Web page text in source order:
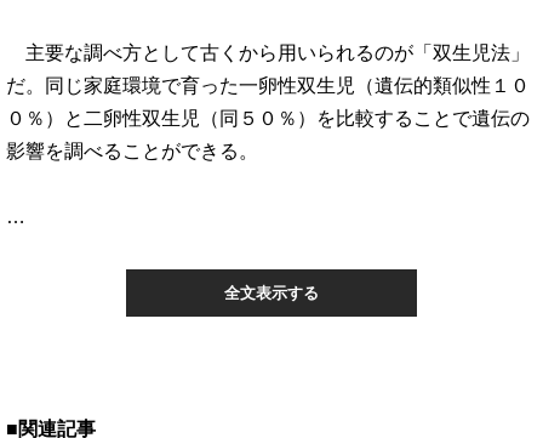
主要な調べ方として古くから用いられるのが「双生児法」
だ。同じ家庭環境で育った一卵性双生児（遺伝的類似性１０
０％）と二卵性双生児（同５０％）を比較することで遺伝の
影響を調べることができる。
…
全文表示する
■関連記事